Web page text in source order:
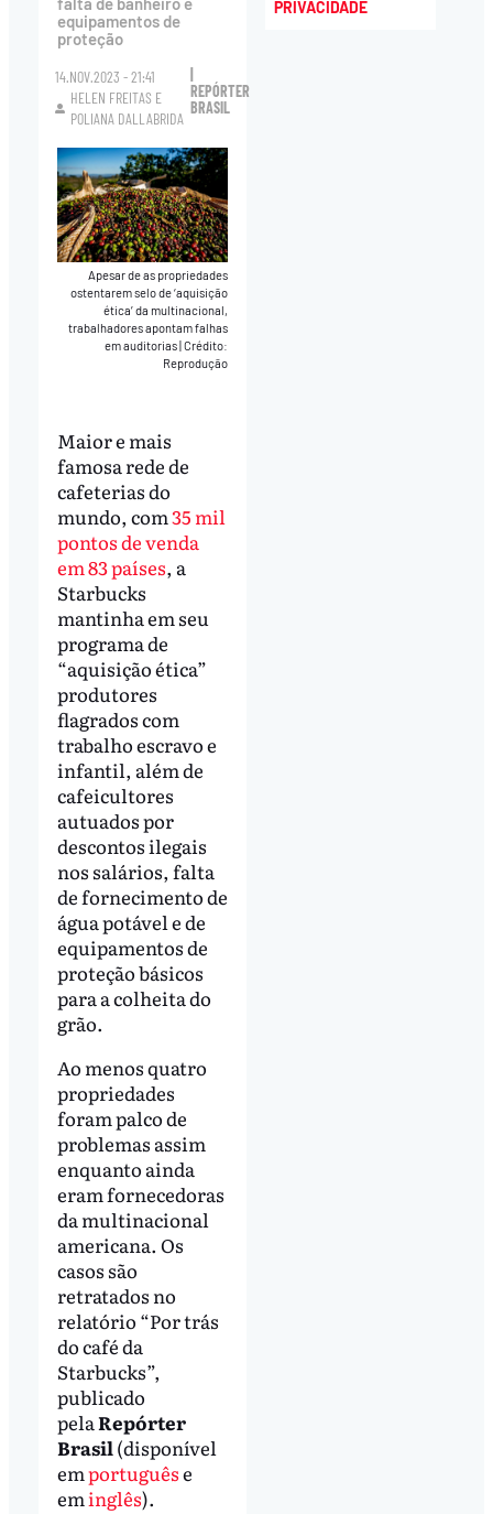
equipamentos de
proteção
14.NOV.2023 - 21:41
HELEN FREITAS E
POLIANA DALLABRIDA
REPÓRTER
BRASIL
Apesar de as propriedades
ostentarem selo de ‘aquisição
ética’ da multinacional,
trabalhadores apontam falhas
em auditorias|Crédito:
Reprodução
Maior e mais
famosa rede de
cafeterias do
mundo, com35 mil
pontos de venda
em 83 países, a
Starbucks
mantinha em seu
programa de
“aquisição ética”
produtores
flagrados com
trabalho escravo e
infantil, além de
cafeicultores
autuados por
descontos ilegais
nos salários, falta
de fornecimento de
água potável e de
equipamentos de
proteção básicos
para a colheita do
grão.
Ao menos quatro
propriedades
foram palco de
problemas assim
enquanto ainda
eram fornecedoras
da multinacional
americana. Os
casos são
retratados no
relatório “Por trás
do café da
Starbucks”,
publicado
pelaRepórter
Brasil(disponível
emportuguêse
eminglês).
PRIVACIDADE